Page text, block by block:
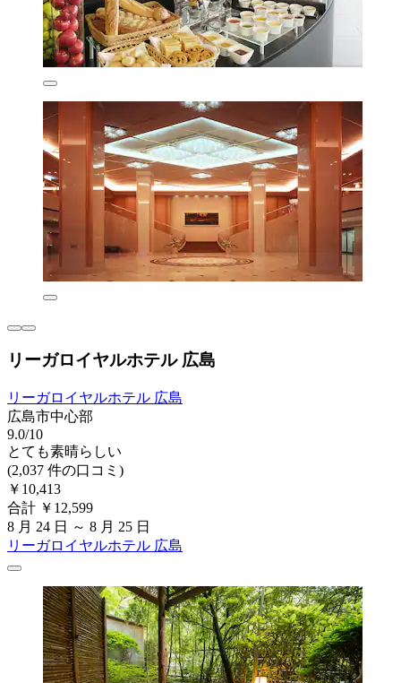
リーガロイヤルホテル 広島
リーガロイヤルホテル 広島
広島市中心部
9.0/10
とても素晴らしい
(2,037 件の口コミ)
￥10,413
合計 ￥12,599
8 月 24 日 ～ 8 月 25 日
リーガロイヤルホテル 広島